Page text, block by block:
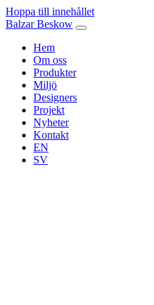
Hoppa till innehållet
Balzar Beskow
Hem
Om oss
Produkter
Miljö
Designers
Projekt
Nyheter
Kontakt
EN
SV